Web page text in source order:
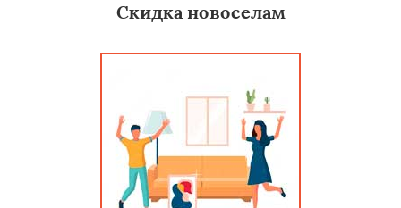
Скидка новоселам